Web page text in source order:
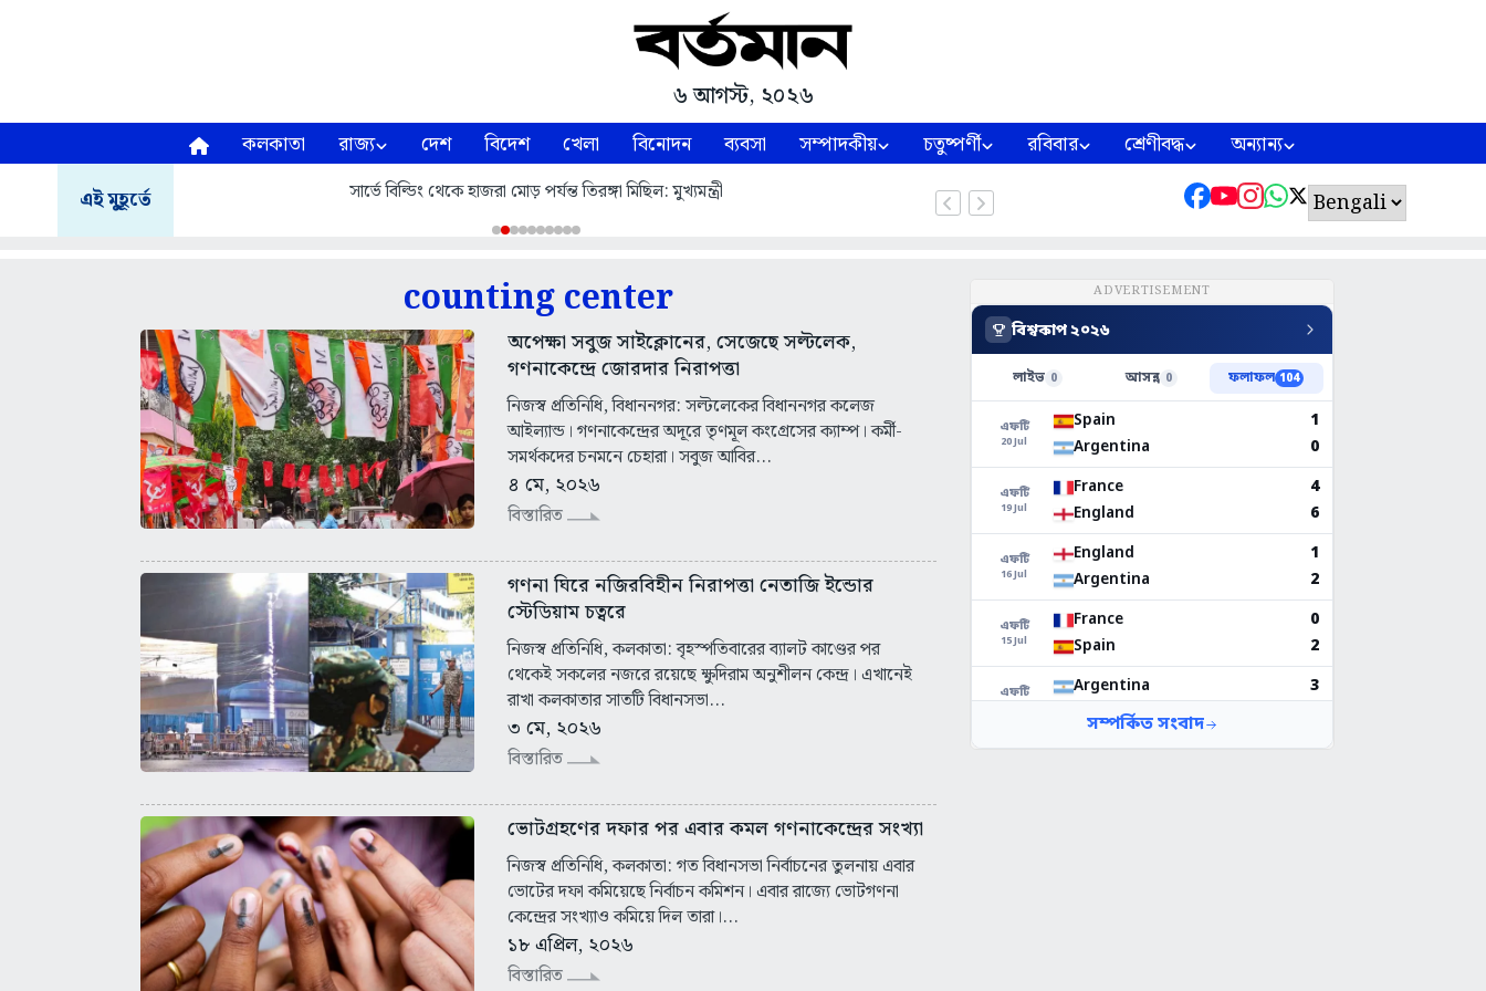
৬ আগস্ট, ২০২৬
কলকাতা রাজ্য দেশ বিদেশ খেলা বিনোদন ব্যবসা সম্পাদকীয় চতুষ্পর্ণী রবিবার শ্রেণীবদ্ধ অন্যান্য
এই মুহূর্তে সার্ভে বিল্ডিং থেকে হাজরা মোড় পর্যন্ত তিরঙ্গা মিছিল: মুখ্যমন্ত্রী
counting center
অপেক্ষা সবুজ সাইক্লোনের, সেজেছে সল্টলেক,
গণনাকেন্দ্রে জোরদার নিরাপত্তা
নিজস্ব প্রতিনিধি, বিধাননগর: সল্টলেকের বিধাননগর কলেজ
আইল্যান্ড। গণনাকেন্দ্রের অদূরে তৃণমূল কংগ্রেসের ক্যাম্প। কর্মী-
সমর্থকদের চনমনে চেহারা। সবুজ আবির...
৪ মে, ২০২৬
বিস্তারিত
গণনা ঘিরে নজিরবিহীন নিরাপত্তা নেতাজি ইন্ডোর
স্টেডিয়াম চত্বরে
নিজস্ব প্রতিনিধি, কলকাতা: বৃহস্পতিবারের ব্যালট কাণ্ডের পর
থেকেই সকলের নজরে রয়েছে ক্ষুদিরাম অনুশীলন কেন্দ্র। এখানেই
রাখা কলকাতার সাতটি বিধানসভা...
৩ মে, ২০২৬
বিস্তারিত
ভোটগ্রহণের দফার পর এবার কমল গণনাকেন্দ্রের সংখ্যা
নিজস্ব প্রতিনিধি, কলকাতা: গত বিধানসভা নির্বাচনের তুলনায় এবার
ভোটের দফা কমিয়েছে নির্বাচন কমিশন। এবার রাজ্যে ভোটগণনা
কেন্দ্রের সংখ্যাও কমিয়ে দিল তারা।...
১৮ এপ্রিল, ২০২৬
বিস্তারিত
ADVERTISEMENT